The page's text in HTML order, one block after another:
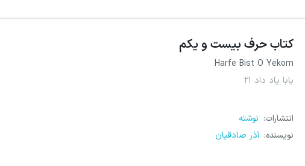
کتابحرف بیست و یکم
Harfe Bist O Yekom
بابا یاد داد ۲۱
انتشارات: نوشته
نویسنده: آذر صادقیان